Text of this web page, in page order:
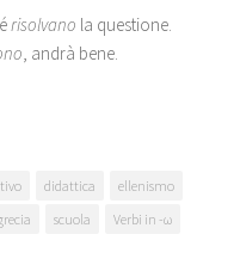
risolvano la questione.
, andrà bene.
didattica
ellenismo
scuola
Verbi in -ω